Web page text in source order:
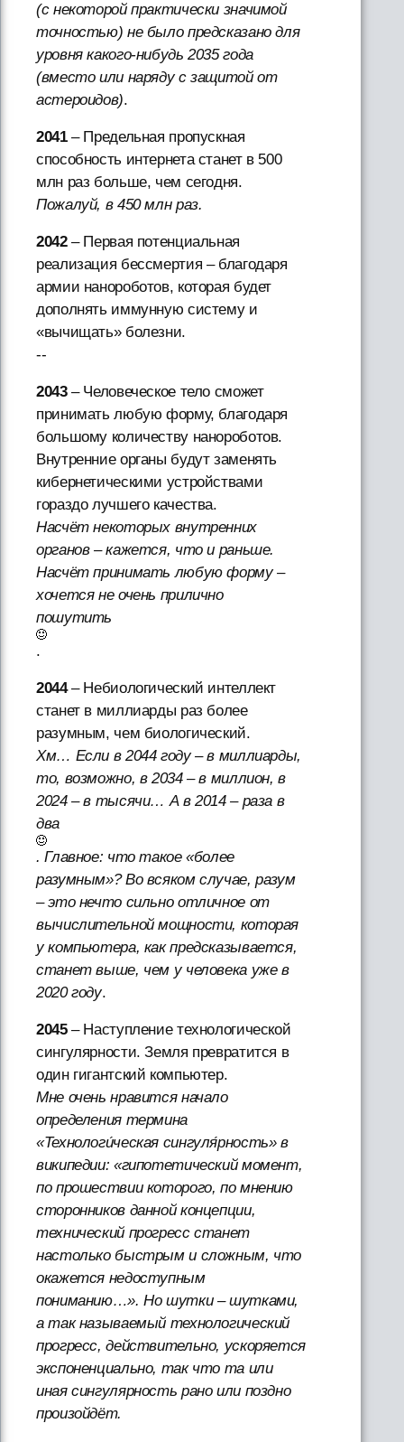
(с некоторой практически значимой
точностью) не было предсказано для
уровня какого-нибудь 2035 года
(вместо или наряду с защитой от
астероидов).
2041– Предельная пропускная
способность интернета станет в 500
млн раз больше, чем сегодня.
Пожалуй, в 450 млн раз.
2042– Первая потенциальная
реализация бессмертия – благодаря
армии нанороботов, которая будет
дополнять иммунную систему и
«вычищать» болезни.
--
2043– Человеческое тело сможет
принимать любую форму, благодаря
большому количеству нанороботов.
Внутренние органы будут заменять
кибернетическими устройствами
гораздо лучшего качества.
Насчёт некоторых внутренних
органов – кажется, что и раньше.
Насчёт принимать любую форму –
хочется не очень прилично
пошутить
.
2044– Небиологический интеллект
станет в миллиарды раз более
разумным, чем биологический.
Хм… Если в 2044 году – в миллиарды,
то, возможно, в 2034 – в миллион, в
2024 – в тысячи… А в 2014 – раза в
два
. Главное: что такое «более
разумным»? Во всяком случае, разум
– это нечто сильно отличное от
вычислительной мощности, которая
у компьютера, как предсказывается,
станет выше, чем у человека уже в
2020 году.
2045– Наступление технологической
сингулярности. Земля превратится в
один гигантский компьютер.
Мне очень нравится начало
определения термина
«Технологи́ческая сингуля́рность» в
википедии: «гипотетический момент,
по прошествии которого, по мнению
сторонников данной концепции,
технический прогресс станет
настолько быстрым и сложным, что
окажется недоступным
пониманию…». Но шутки – шутками,
а так называемый технологический
прогресс, действительно, ускоряется
экспоненциально, так что та или
иная сингулярность рано или поздно
произойдёт.